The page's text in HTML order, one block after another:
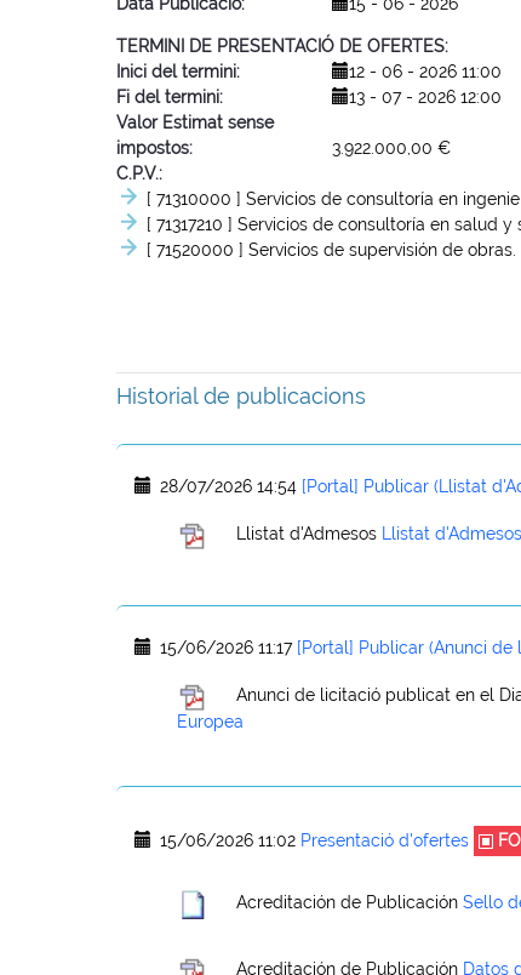
TERMINI DE PRESENTACIÓ DE OFERTES
Inici del termini
12 - 06 - 2026 11:00
Fi del termini
13 - 07 - 2026 12:00
Valor Estimat sense
impostos
3.922.000,00 €
C.P.V.
[ 71310000 ] Servicios de consultoría en
[ 71317210 ] Servicios de consultoría en salud y
[ 71520000 ] Servicios de supervisión de obras.
Historial de publicacions
28/07/2026 14:54 [Portal] Publicar (Llistat
Llistat d'Admesos Llistat d'Admesos
15/06/2026 11:17 [Portal] Publicar (Anunci
Anunci de licitació publicat en el
Europea
15/06/2026 11:02 Presentació d'ofertes
Acreditación de Publicación Sello
Acreditación de Publicación Datos